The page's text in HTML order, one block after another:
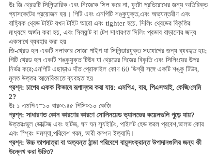
উঃ জি থ্রেডটি সিলিন্ডারিক এবং নিজেকে সিল করে না, ফুটো প্রতিরোধের জন্য অতিরিক্ত
গ্যাসকেটের প্রয়োজন হয়। পিটি এবং এনপিটি শঙ্কুযুক্ত,এবং অভ্যন্তরীণ এবং
বাহ্যিক থ্রেড টাইট যখন টাইট আরো এবং tighter হয়ে. সিলিং থ্রেডের বিকৃতির
মাধ্যমে অর্জন করা হয়, এবং সিল্যান্ট বা টেপ সাধারণত সিলিং প্রভাব বাড়ানোর জন্য
একসাথে ব্যবহার করা হয়
জি-থ্রেড হল একটি নলাকার সোজা পাইপ যা সিলিন্ডারযুক্ত সংযোগের জন্য ব্যবহৃত হয়;
পিটি থ্রেড হল একটি শঙ্কুযুক্ত টিউব যা থ্রেডের নিজের বিকৃতি এবং সিলিংয়ের উপর
নির্ভর করে;এনপিটি এছাড়াও দাঁত প্রোফাইল কোণ 60 ডিগ্রী সঙ্গে একটি শঙ্কু টিউব,
মূলত উত্তর আমেরিকাতে ব্যবহৃত হয়
প্রশ্ন: চাপের একক কিভাবে রূপান্তর করা যায়: এমপিএ, বার, পিএসআই, কেজি/সেমি
2?
উঃ ১ এমপিএ=১০ বার≈১৪৫ পিসি≈১০ কেজি
প্রশ্ন: সাধারণত কোন কারণের কারণে সোলিনয়েড ভ্যালভের কয়েলগুলি পুড়ে যায়?
উত্তরঃভুল ভোল্টেজ এবং হার্টজ, ঘন ঘন স্যুইচিং, পাইলট হেড তরল প্রবেশ,ভালভ কোর
এবং স্প্রিং সমস্যা,পরিবেশ গরম, ভারী কম্পন ইত্যাদি।
প্রশ্ন: উচ্চ তাপমাত্রা বা অত্যন্ত ঠান্ডা পরিবেশে বায়ুসংক্রান্ত উপাদানগুলির জন্য কী
উল্লেখ করা উচিত?